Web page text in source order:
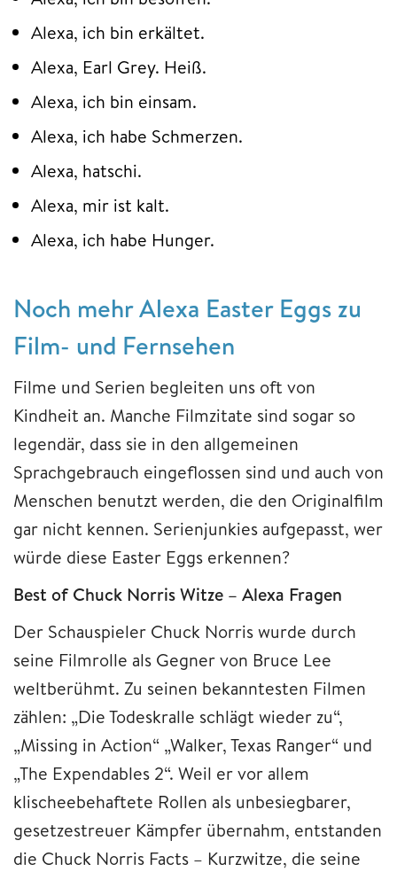
Alexa, ich bin erkältet.
Alexa, Earl Grey. Heiß.
Alexa, ich bin einsam.
Alexa, ich habe Schmerzen.
Alexa, hatschi.
Alexa, mir ist kalt.
Alexa, ich habe Hunger.
Noch mehr Alexa Easter Eggs zu
Film- und Fernsehen
Filme und Serien begleiten uns oft von
Kindheit an. Manche Filmzitate sind sogar so
legendär, dass sie in den allgemeinen
Sprachgebrauch eingeflossen sind und auch von
Menschen benutzt werden, die den Originalfilm
gar nicht kennen. Serienjunkies aufgepasst, wer
würde diese Easter Eggs erkennen?
Best of Chuck Norris Witze – Alexa Fragen
Der Schauspieler Chuck Norris wurde durch
seine Filmrolle als Gegner von Bruce Lee
weltberühmt. Zu seinen bekanntesten Filmen
zählen: „Die Todeskralle schlägt wieder zu“,
„Missing in Action“ „Walker, Texas Ranger“ und
„The Expendables 2“. Weil er vor allem
klischeebehaftete Rollen als unbesiegbarer,
gesetzestreuer Kämpfer übernahm, entstanden
die Chuck Norris Facts – Kurzwitze, die seine